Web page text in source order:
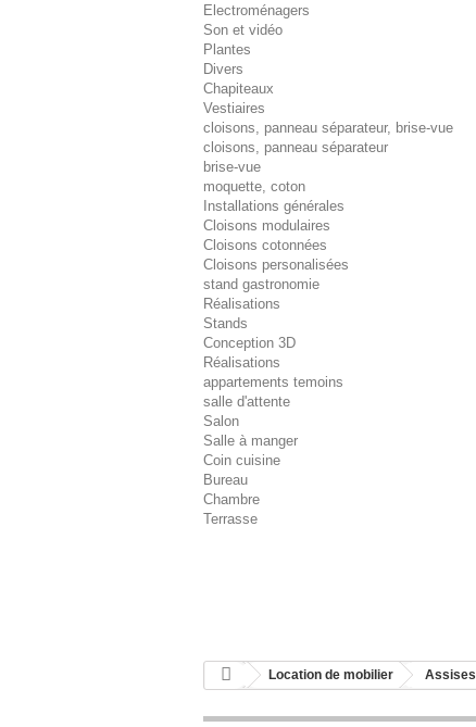
Electroménagers
Son et vidéo
Plantes
Divers
Chapiteaux
Vestiaires
cloisons, panneau séparateur, brise-vue
cloisons, panneau séparateur
brise-vue
moquette, coton
Installations générales
Cloisons modulaires
Cloisons cotonnées
Cloisons personalisées
stand gastronomie
Réalisations
Stands
Conception 3D
Réalisations
appartements temoins
salle d'attente
Salon
Salle à manger
Coin cuisine
Bureau
Chambre
Terrasse
Location de mobilier Assises